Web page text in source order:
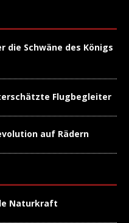
die Schwäne des Königs
Flugbegleiter
auf Rädern
Naturkraft